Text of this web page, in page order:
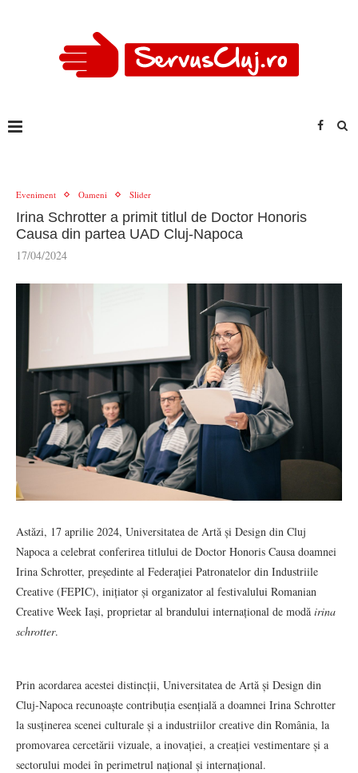
Eveniment Oameni Slider
Irina Schrotter a primit titlul de Doctor Honoris
Causa din partea UAD Cluj-Napoca
17/04/2024
Astăzi, 17 aprilie 2024, Universitatea de Artă și Design din Cluj
Napoca a celebrat conferirea titlului de Doctor Honoris Causa doamnei
Irina Schrotter, președinte al Federației Patronatelor din Industriile
Creative (FEPIC), inițiator și organizator al festivalului Romanian
Creative Week Iași, proprietar al brandului internațional de modă irina
schrotter.
Prin acordarea acestei distincții, Universitatea de Artă și Design din
Cluj-Napoca recunoaște contribuția esențială a doamnei Irina Schrotter
la susținerea scenei culturale și a industriilor creative din România, la
promovarea cercetării vizuale, a inovației, a creației vestimentare și a
sectorului modei în perimetrul național și internațional.